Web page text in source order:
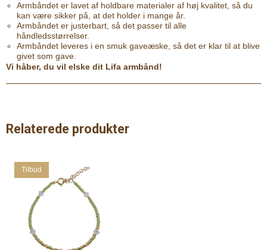
Armbåndet er lavet af holdbare materialer af høj kvalitet, så du
kan være sikker på, at det holder i mange år.
Armbåndet er justerbart, så det passer til alle
håndledsstørrelser.
Armbåndet leveres i en smuk gaveæske, så det er klar til at blive
givet som gave.
Vi håber, du vil elske dit Lifa armbånd!
Relaterede produkter
Tilbud